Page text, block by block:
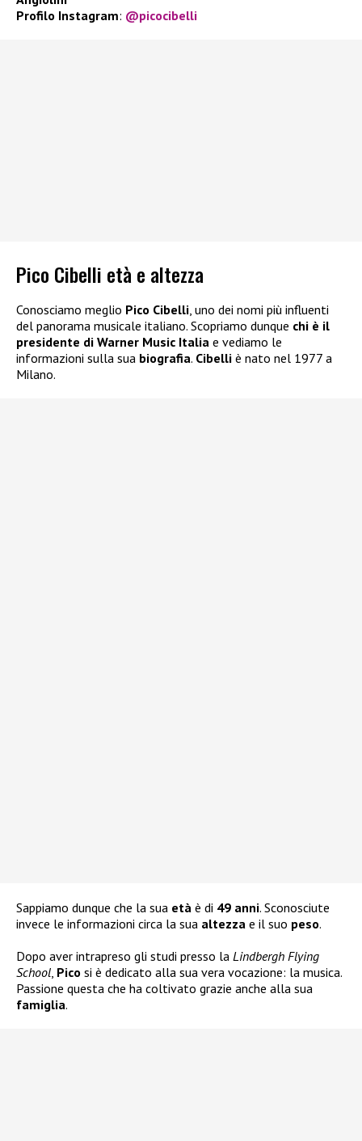
Profilo Instagram: @picocibelli
Pico Cibelli età e altezza
Conosciamo meglio Pico Cibelli, uno dei nomi più influenti
del panorama musicale italiano. Scopriamo dunque chi è il
presidente di Warner Music Italia e vediamo le
informazioni sulla sua biografia. Cibelli è nato nel 1977 a
Milano.
Sappiamo dunque che la sua età è di 49 anni. Sconosciute
invece le informazioni circa la sua altezza e il suo peso.
Dopo aver intrapreso gli studi presso la Lindbergh Flying
School, Pico si è dedicato alla sua vera vocazione: la musica.
Passione questa che ha coltivato grazie anche alla sua
famiglia.